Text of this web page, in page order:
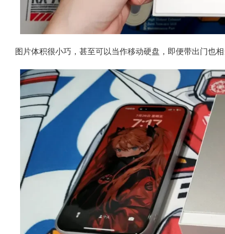
图片体积很小巧，甚至可以当作移动硬盘，即便带出门也